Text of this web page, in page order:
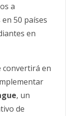
a
50 países
en
convertirá en
, un
de